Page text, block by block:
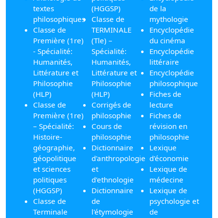
textes
philosophiques
Classe de
Première (1re)
- Spécialité:
Humanités,
Littérature et
Philosophie
(HLP)
Classe de
Première (1re)
– Spécialité:
Histoire-
géographie,
géopolitique
et sciences
politiques
(HGGSP)
Classe de
Terminale
(HGGSP)
Classe de
TERMINALE
(Tle) –
Spécialité:
Humanités,
Littérature et
Philosophie
(HLP)
Corrigés de
philosophie
Cours de
philosophie
Dictionnaire
d'anthropologie
et
d'ethnologie
Dictionnaire
de
l'étymologie
de la
mythologie
Encyclopédie
du cinéma
Encyclopédie
littéraire
Encyclopédie
philosophique
Fiches de
lecture
Fiches de
révision en
philosophie
Lexique
d'économie
Lexique de
médecine
Lexique de
psychologie et
de